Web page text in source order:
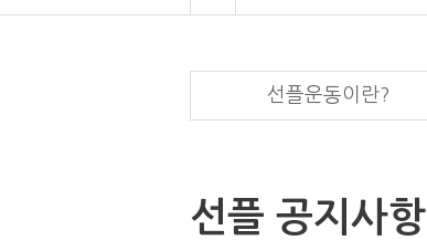
선플운동이란?
선플 공지사항